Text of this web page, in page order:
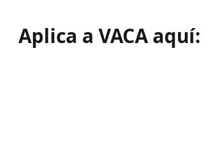
Aplica a VACA aquí: